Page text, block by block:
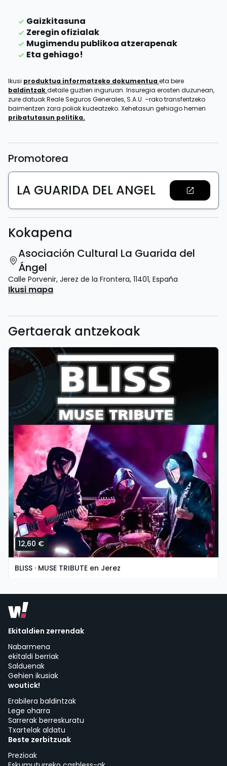
Gaizkitasuna
Zeregin ofizialak
Mugimendu publikoa atzerapenak
Eta gehiago!
Ikusi produktua informatzeko dokumentua eta bere
baldintzakdetaile guztien inguruan. Insuregia erosten duzunean,
zure datuak Reale Seguros Generales, S.A.U. –rako transferitzeko
baimentzen zara poliak kudeatzeko. Xehetasun gehiago hemen
pribatutasun politika.
Promotorea
LA GUARIDA DEL ANGEL
Kokapena
Asociación Cultural La Guarida del
Ángel
Calle Porvenir, Jerez de la Frontera, 11401, España
Ikusi mapa
Gertaerak antzekoak
12,60 €
BLISS · MUSE TRIBUTE en Jerez
Ekitaldien zerrendak
Nabarmena
ekitaldi berriak
Salduenak
Gehien ikusiak
woutick!
Erabilera baldintzak
Lege oharra
Sarrerak berreskuratu
Txartelak aldatu
Beste zerbitzuak
Prezioak